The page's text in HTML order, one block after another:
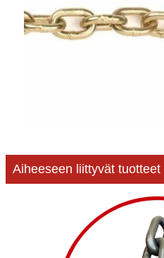
Aiheeseen liittyvät tuotteet